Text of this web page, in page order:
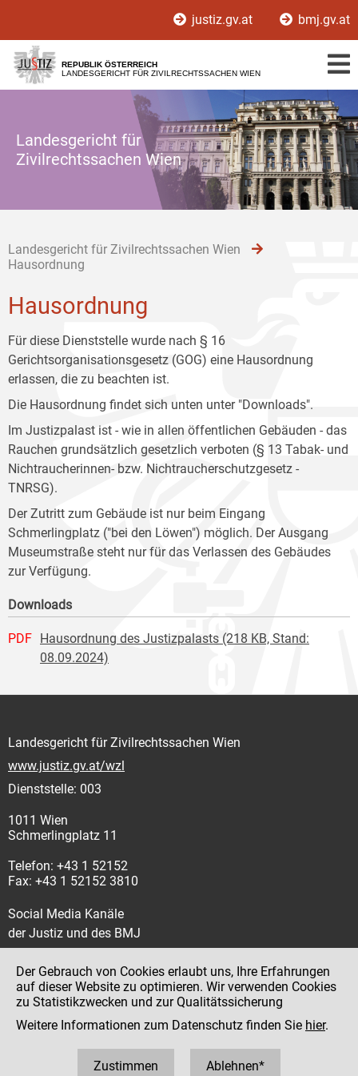
[1]
[2]
[3]
justiz.gv.at bmj.gv.at
REPUBLIK ÖSTERREICH
LANDESGERICHT FÜR ZIVILRECHTSSACHEN WIEN
Landesgericht für
Zivilrechtssachen Wien
Landesgericht für Zivilrechtssachen Wien
Hausordnung
Hausordnung
Für diese Dienststelle wurde nach § 16
Gerichtsorganisationsgesetz (GOG) eine Hausordnung
erlassen, die zu beachten ist.
Die Hausordnung findet sich unten unter "Downloads".
Im Justizpalast ist - wie in allen öffentlichen Gebäuden - das
Rauchen grundsätzlich gesetzlich verboten (§ 13 Tabak- und
Nichtraucherinnen- bzw. Nichtraucherschutzgesetz -
TNRSG).
Der Zutritt zum Gebäude ist nur beim Eingang
Schmerlingplatz ("bei den Löwen") möglich. Der Ausgang
Museumstraße steht nur für das Verlassen des Gebäudes
zur Verfügung.
Downloads
PDF
Hausordnung des Justizpalasts (218 KB, Stand:
08.09.2024)
Landesgericht für Zivilrechtssachen Wien
www.justiz.gv.at/wzl
Dienststelle: 003
1011 Wien
Schmerlingplatz 11
Telefon: +43 1 52152
Fax: +43 1 52152 3810
Social Media Kanäle
der Justiz und des BMJ
Impressum
Datenschutz
Der Gebrauch von Cookies erlaubt uns, Ihre Erfahrungen
auf dieser Website zu optimieren. Wir verwenden Cookies
zu Statistikzwecken und zur Qualitätssicherung
Weitere Informationen zum Datenschutz finden Sie hier.
Zustimmen Ablehnen*